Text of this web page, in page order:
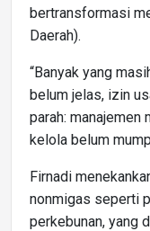
bertransformasi
Daerah).
“Banyak yang
belum jelas, izin
parah: manajemen
kelola belum
Firnadi
nonmigas seperti
perkebunan, yang